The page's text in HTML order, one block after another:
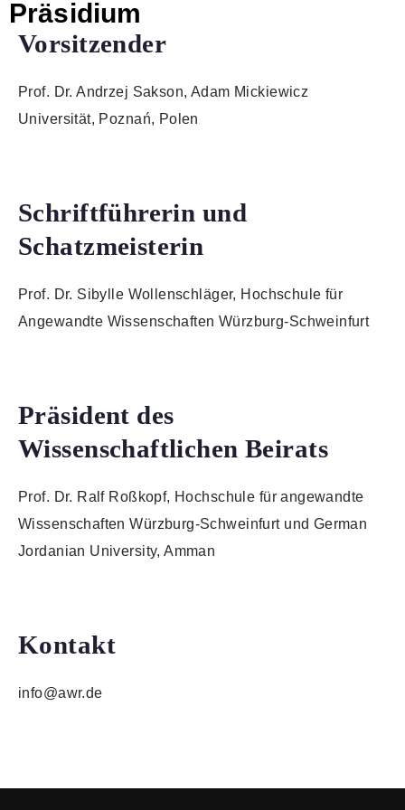
Präsidium
Vorsitzender
Prof. Dr. Andrzej Sakson, Adam Mickiewicz
Universität, Poznań, Polen
Schriftführerin und
Schatzmeisterin
Prof. Dr. Sibylle Wollenschläger, Hochschule für
Angewandte Wissenschaften Würzburg-Schweinfurt
Präsident des
Wissenschaftlichen Beirats
Prof. Dr. Ralf Roßkopf, Hochschule für angewandte
Wissenschaften Würzburg-Schweinfurt und German
Jordanian University, Amman
Kontakt
info@awr.de